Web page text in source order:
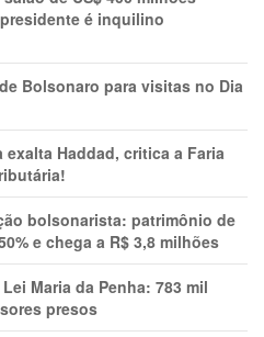
é inquilino
Bolsonaro para visitas no Dia
exalta Haddad, critica a Faria
bolsonarista: patrimônio de
e chega a R$ 3,8 milhões
Maria da Penha: 783 mil
presos